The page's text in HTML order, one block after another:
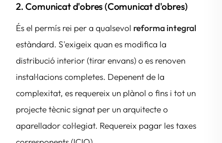
2. Comunicat d'obres (Comunicat d'obres)
És el permís rei per a qualsevol reforma integral
estàndard. S'exigeix quan es modifica la
distribució interior (tirar envans) o es renoven
instal·lacions completes. Depenent de la
complexitat, es requereix un plànol o fins i tot un
projecte tècnic signat per un arquitecte o
aparellador col·legiat. Requereix pagar les taxes